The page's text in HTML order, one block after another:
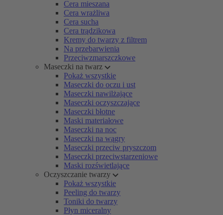
Cera mieszana
Cera wrażliwa
Cera sucha
Cera trądzikowa
Kremy do twarzy z filtrem
Na przebarwienia
Przeciwzmarszczkowe
Maseczki na twarz
Pokaż wszystkie
Maseczki do oczu i ust
Maseczki nawilżające
Maseczki oczyszczające
Maseczki błotne
Maski materiałowe
Maseczki na noc
Maseczki na wągry
Maseczki przeciw pryszczom
Maseczki przeciwstarzeniowe
Maski rozświetlające
Oczyszczanie twarzy
Pokaż wszystkie
Peeling do twarzy
Toniki do twarzy
Płyn miceralny